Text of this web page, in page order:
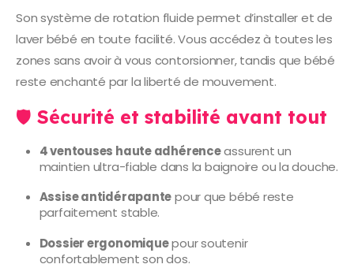
Son système de rotation fluide permet d’installer et de
laver bébé en toute facilité. Vous accédez à toutes les
zones sans avoir à vous contorsionner, tandis que bébé
reste enchanté par la liberté de mouvement.
🛡️ Sécurité et stabilité avant tout
4 ventouses haute adhérenceassurent un
maintien ultra-fiable dans la baignoire ou la douche.
Assise antidérapantepour que bébé reste
parfaitement stable.
Dossier ergonomiquepour soutenir
confortablement son dos.